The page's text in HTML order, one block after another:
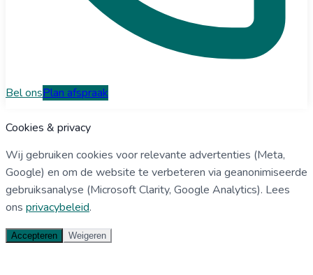
Bel onsPlan afspraak
Cookies & privacy
Wij gebruiken cookies voor relevante advertenties (Meta,
Google) en om de website te verbeteren via geanonimiseerde
gebruiksanalyse (Microsoft Clarity, Google Analytics). Lees
ons privacybeleid.
Accepteren Weigeren